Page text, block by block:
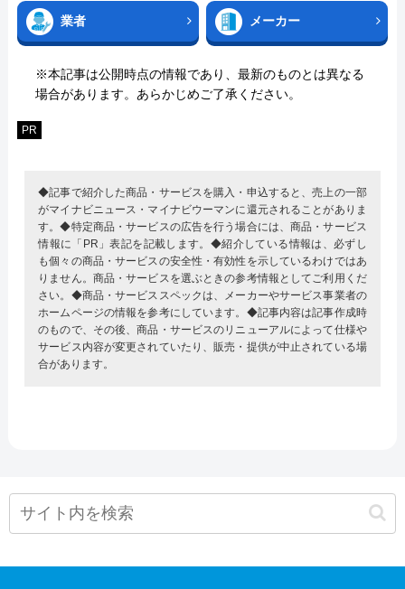
業者 メーカー
※本記事は公開時点の情報であり、最新のものとは異なる
場合があります。あらかじめご了承ください。
PR
◆記事で紹介した商品・サービスを購入・申込すると、売上の一部
がマイナビニュース・マイナビウーマンに還元されることがありま
す。◆特定商品・サービスの広告を行う場合には、商品・サービス
情報に「PR」表記を記載します。◆紹介している情報は、必ずし
も個々の商品・サービスの安全性・有効性を示しているわけではあ
りません。商品・サービスを選ぶときの参考情報としてご利用くだ
さい。◆商品・サービススペックは、メーカーやサービス事業者の
ホームページの情報を参考にしています。◆記事内容は記事作成時
のもので、その後、商品・サービスのリニューアルによって仕様や
サービス内容が変更されていたり、販売・提供が中止されている場
合があります。